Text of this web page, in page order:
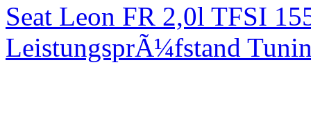
Seat Leon FR 2,0l TFSI
LeistungsprÃ¼fstand